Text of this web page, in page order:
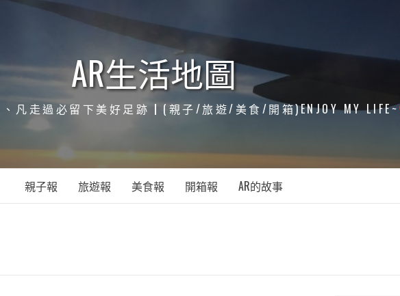
AR生活地圖
凡走過必留下美好足跡┃(親子/旅遊/美食/開箱)ENJOY MY LIFE~
親子報 旅遊報 美食報 開箱報 AR的故事